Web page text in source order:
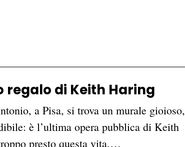
regalo di Keith Haring
a Pisa, si trova un murale gioioso,
è l’ultima opera pubblica di Keith
presto questa vita.…